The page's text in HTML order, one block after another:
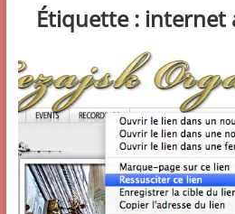
Étiquette : internet